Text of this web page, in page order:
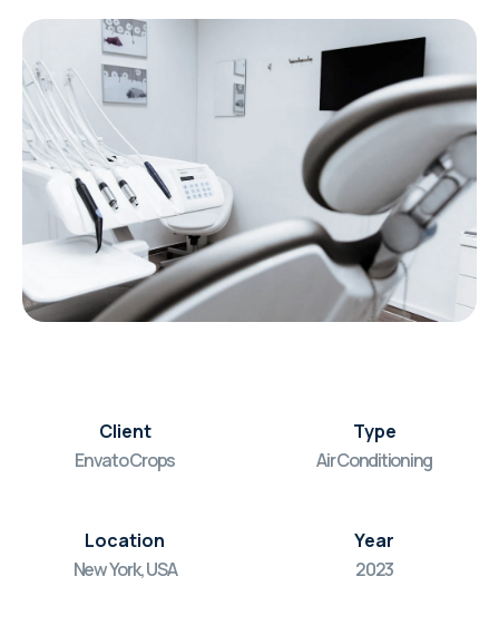
Client
Envato Crops
Type
Air Conditioning
Location
New York, USA
Year
2023